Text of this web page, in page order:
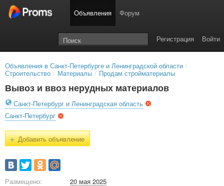
Объявления Форум
Войти
Регистрация
Объявления в Санкт-Петербурге и Ленинградской области /
Строительство / Материалы / Продам стройматериалы
Вывоз и ввоз нерудных материалов
Санкт-Петербург и Ленинградская область
Санкт-Петербург
+Добавить объявление
Размещено:
20 мая 2025